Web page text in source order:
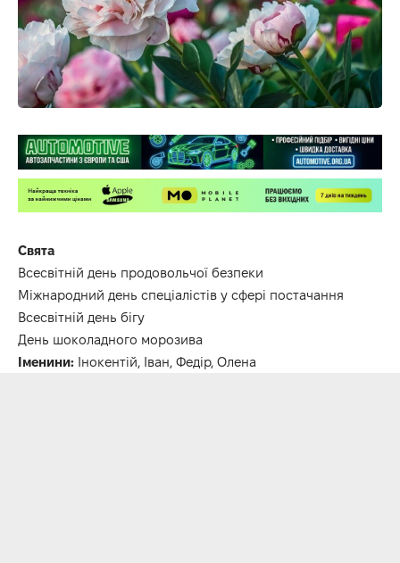
Свята
Всесвітній день продовольчої безпеки
Міжнародний день спеціалістів у сфері постачання
Всесвітній день бігу
День шоколадного морозива
Іменини: Інокентій, Іван, Федір, Олена